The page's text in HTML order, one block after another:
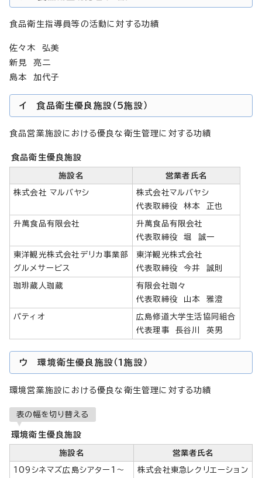
食品衛生指導員等の活動に対する功績
佐々木 弘美
新見 亮二
島本 加代子
イ 食品衛生優良施設（5施設）
食品営業施設における優良な衛生管理に対する功績
食品衛生優良施設
施設名 営業者氏名
株式会社 マルバヤシ
株式会社マルバヤシ
代表取締役 林本 正也
升萬食品有限会社
升萬食品有限会社
代表取締役 堀 誠一
東洋観光株式会社デリカ事業部
グルメサービス
東洋観光株式会社
代表取締役 今井 誠則
珈琲蔵人珈蔵
有限会社珈々
代表取締役 山本 雅澄
パティオ
広島修道大学生活協同組合
代表理事 長谷川 英男
ウ 環境衛生優良施設（1施設）
環境営業施設における優良な衛生管理に対する功績
表の幅を切り替える
環境衛生優良施設
施設名 営業者氏名
109シネマズ広島シアター1～
株式会社東急レクリエーション